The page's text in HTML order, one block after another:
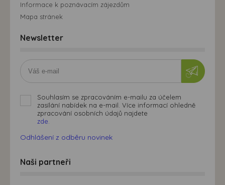
Informace k poznávacím zájezdům
Mapa stránek
Newsletter
Souhlasím se zpracováním e-mailu za účelem
zasílání nabídek na e-mail. Více informací ohledně
zpracování osobních údajů najdete
zde.
Odhlášení z odběru novinek
Naši partneři